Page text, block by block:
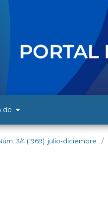
de
3/4 (1969): julio-diciembre /